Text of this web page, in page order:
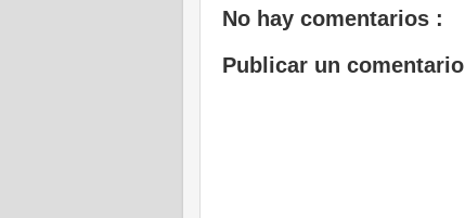
No hay comentarios :
Publicar un comentario